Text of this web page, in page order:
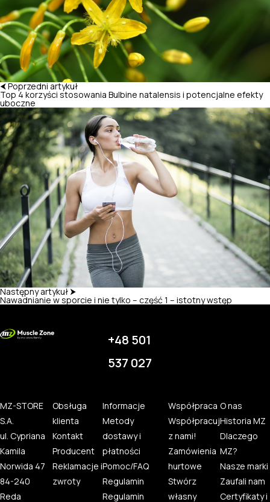
⮜ Poprzedni artykuł
Top 4 korzyści stosowania Bulbine natalensis i potencjalne efekty
uboczne
Następny artykuł ⮞
Nawadnianie w sporcie i nie tylko – część 1 – istotny wstęp
+48 501
537 027
MZ-STORE
S.A.
ul. Cypriana
Kamila
Norwida 47
84-240
Reda
Obsługa
klienta
Kontakt
Producent
Reklamacje i
zwroty
Informacje
Metody
dostawy i
płatności
Pomoc/FAQ
Regulamin
Regulamin
Współpraca
Współpracuj
z nami!
Zamówienia
hurtowe
Stwórz
własny
O nas
Historia MZ
Dlaczego
MZ?
Nasze marki
Zaufali nam
Certyfikaty i